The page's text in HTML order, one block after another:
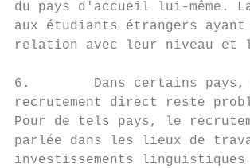
du pays d'accueil lui-même.
aux étudiants étrangers
relation avec leur niveau et
6.        Dans certains pays,
recrutement direct reste
Pour de tels pays, le
parlée dans les lieux de
investissements linguistiques